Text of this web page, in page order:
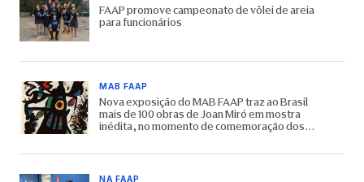
FAAP promove campeonato de vôlei de areia
para funcionários
MAB FAAP
Nova exposição do MAB FAAP traz ao Brasil
mais de 100 obras de Joan Miró em mostra
inédita, no momento de comemoração dos
NA FAAP